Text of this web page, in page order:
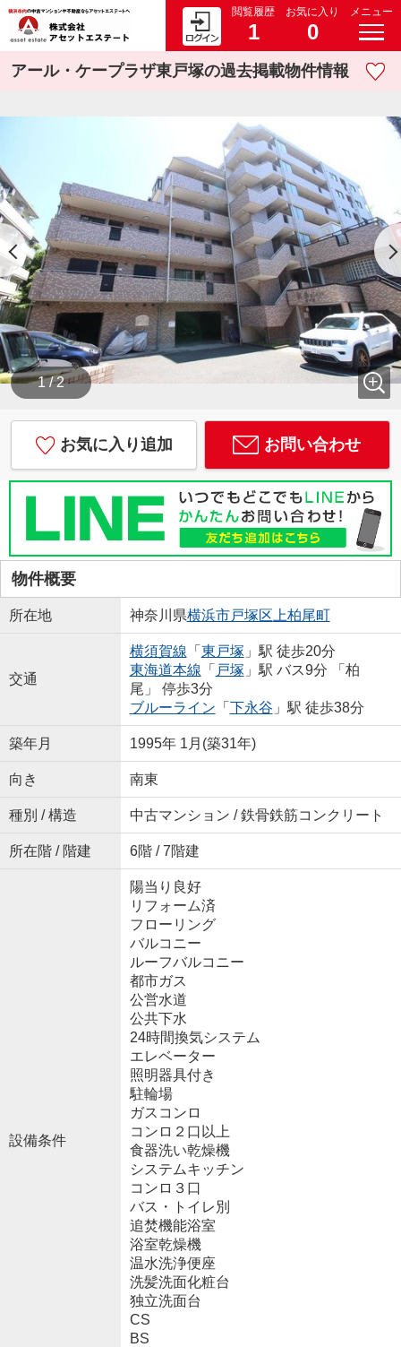
閲覧履歴
1
お気に入り
0
メニュー
アール・ケープラザ東戸塚の過去掲載物件情報
1 / 2
お気に入り追加 お問い合わせ
物件概要
所在地 神奈川県横浜市戸塚区 上柏尾町
交通
横須賀線 「 東戸塚 」駅 徒歩20分
東海道本線 「 戸塚 」駅 バス9分 「柏
尾」 停歩3分
ブルーライン 「 下永谷 」駅 徒歩38分
築年月 1995年 1月(築31年)
向き 南東
種別 / 構造 中古マンション / 鉄骨鉄筋コンクリート
所在階 / 階建 6階 / 7階建
設備条件
陽当り良好
リフォーム済
フローリング
バルコニー
ルーフバルコニー
都市ガス
公営水道
公共下水
24時間換気システム
エレベーター
照明器具付き
駐輪場
ガスコンロ
コンロ２口以上
食器洗い乾燥機
システムキッチン
コンロ３口
バス・トイレ別
追焚機能浴室
浴室乾燥機
温水洗浄便座
洗髪洗面化粧台
独立洗面台
CS
BS